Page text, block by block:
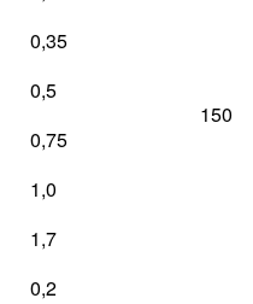
150
0,35
0,5
0,75
1,0
1,7
0,2